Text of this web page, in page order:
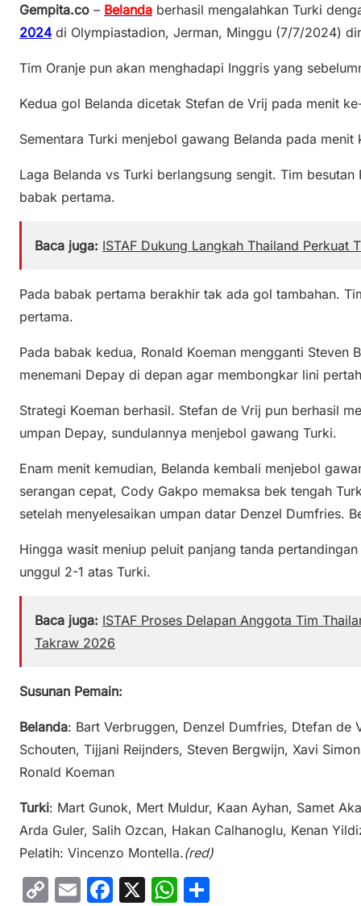
p
y
Li
n
ai
l
c
e
b
o
k
at
s
A
p
ar
e
Gempita.co – Belanda berhasil mengalahkan Turki
2024 di Olympiastadion, Jerman, Minggu (7/7/2024)
Tim Oranje pun akan menghadapi Inggris yang
Kedua gol Belanda dicetak Stefan de Vrij pada menit
Sementara Turki menjebol gawang Belanda pada
Laga Belanda vs Turki berlangsung sengit. Tim
babak pertama.
Baca juga: ISTAF Dukung Langkah Thailand Perkuat
Pada babak pertama berakhir tak ada gol tambahan.
pertama.
Pada babak kedua, Ronald Koeman mengganti Steven
menemani Depay di depan agar membongkar lini
Strategi Koeman berhasil. Stefan de Vrij pun berhasil
umpan Depay, sundulannya menjebol gawang Turki.
Enam menit kemudian, Belanda kembali menjebol
serangan cepat, Cody Gakpo memaksa bek tengah
setelah menyelesaikan umpan datar Denzel Dumfries.
Hingga wasit meniup peluit panjang tanda
unggul 2-1 atas Turki.
Baca juga: ISTAF Proses Delapan Anggota Tim
Takraw 2026
Susunan Pemain:
Belanda: Bart Verbruggen, Denzel Dumfries, Dtefan
Schouten, Tijjani Reijnders, Steven Bergwijn, Xavi
Ronald Koeman
Turki: Mart Gunok, Mert Muldur, Kaan Ayhan, Samet
Arda Guler, Salih Ozcan, Hakan Calhanoglu, Kenan
Pelatih: Vincenzo Montella.(red)
C
E
F
X
W